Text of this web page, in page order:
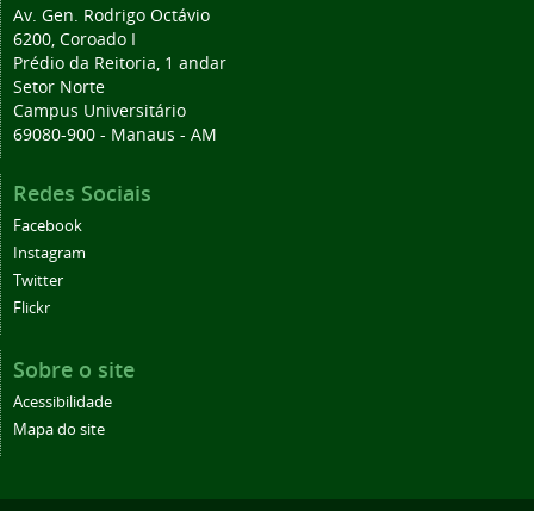
Av. Gen. Rodrigo Octávio
6200, Coroado I
Prédio da Reitoria, 1 andar
Setor Norte
Campus Universitário
69080-900 - Manaus - AM
Redes Sociais
Facebook
Instagram
Twitter
Flickr
Sobre o site
Acessibilidade
Mapa do site